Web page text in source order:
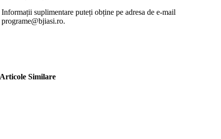
Informații suplimentare puteți obține pe adresa de e-mail
programe@bjiasi.ro.
Articole Similare